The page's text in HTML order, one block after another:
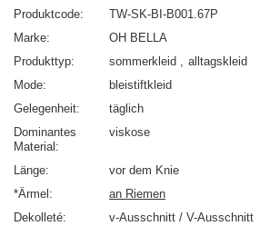
Produktcode
TW-SK-BI-B001.67P
Marke
OH BELLA
Produkttyp
sommerkleid
alltagskleid
Mode
bleistiftkleid
Gelegenheit
täglich
Dominantes
Material
viskose
Länge
vor dem Knie
*Ärmel
an Riemen
Dekolleté
v-Ausschnitt / V-Ausschnitt